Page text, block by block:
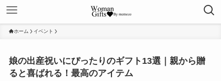
ホーム イベント
娘の出産祝いにぴったりのギフト13選｜親から贈
ると喜ばれる！最高のアイテム